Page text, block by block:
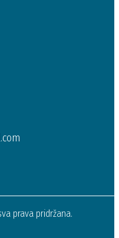
prava pridržana.